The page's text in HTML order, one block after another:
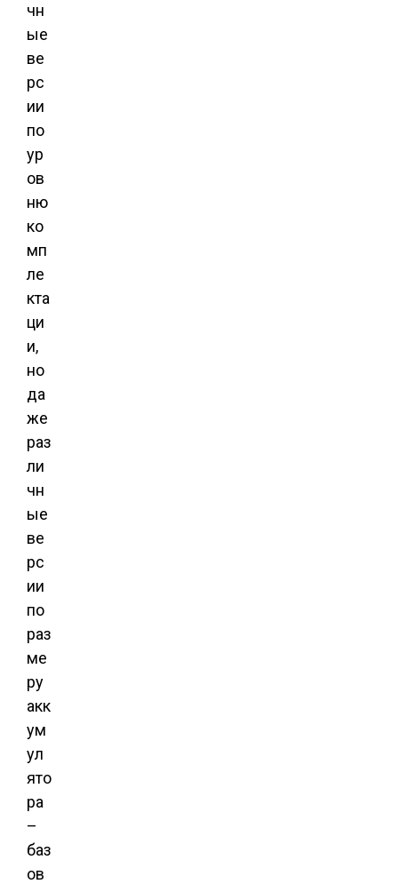
чн
ые
ве
рс
ии
по
ур
ов
ню
ко
мп
ле
кта
ци
и,
но
да
же
раз
ли
чн
ые
ве
рс
ии
по
раз
ме
ру
акк
ум
ул
ято
ра
–
баз
ов